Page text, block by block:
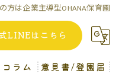
方は企業主導型OHANA保育園
LINEはこちら
コラム 意見書/登園届